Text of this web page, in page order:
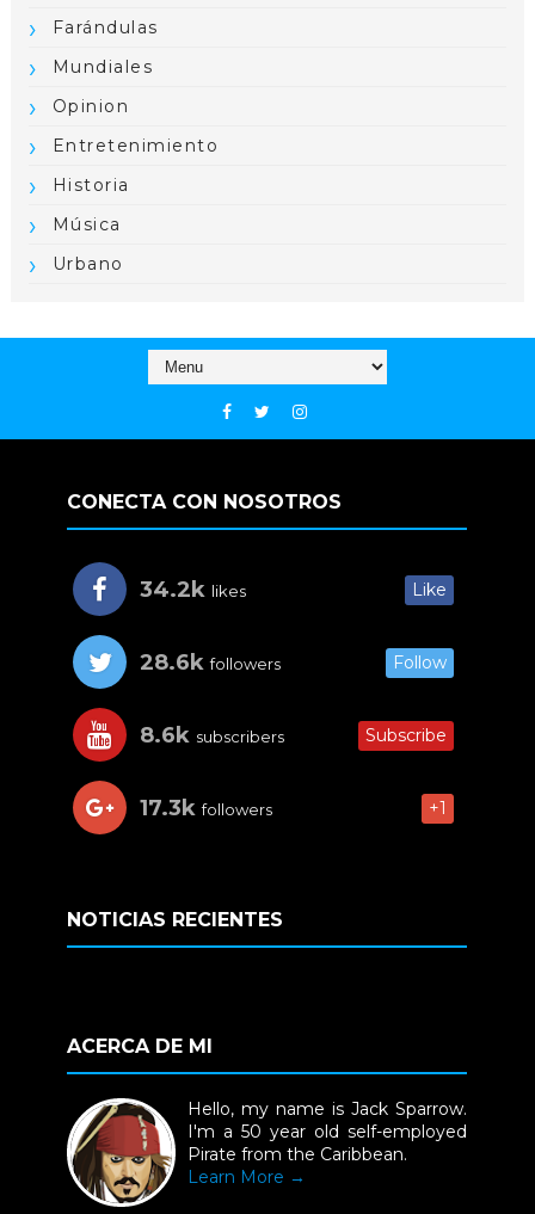
Farándulas
Mundiales
Opinion
Entretenimiento
Historia
Música
Urbano
CONECTA CON NOSOTROS
34.2k likes Like
28.6k followers Follow
8.6k subscribers Subscribe
17.3k followers +1
NOTICIAS RECIENTES
ACERCA DE MI
Hello, my name is Jack Sparrow.
I'm a 50 year old self-employed
Pirate from the Caribbean.
Learn More →